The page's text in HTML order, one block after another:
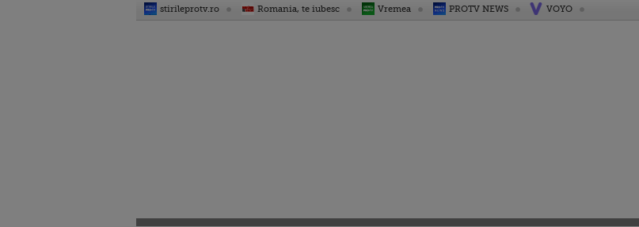
stirileprotv.ro Romania, te iubesc Vremea PROTV NEWS VOYO